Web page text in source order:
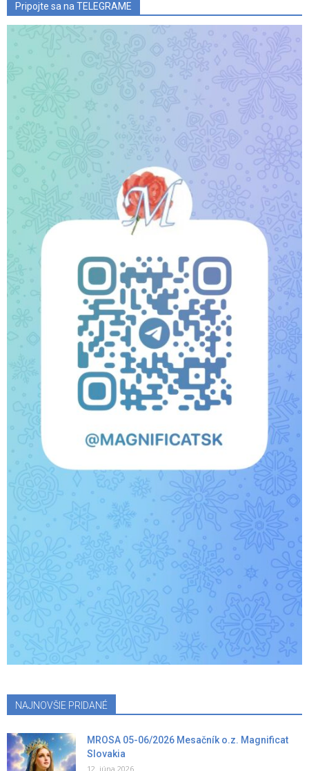
Pripojte sa na TELEGRAME
NAJNOVŠIE PRIDANÉ
MROSA 05-06/2026 Mesačník o.z. Magnificat
Slovakia
12. júna 2026